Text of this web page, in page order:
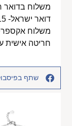
דואר ישראל- 15 ₪
משלוח
חריטה אישית עד 7 ימי עסקים-
שתף